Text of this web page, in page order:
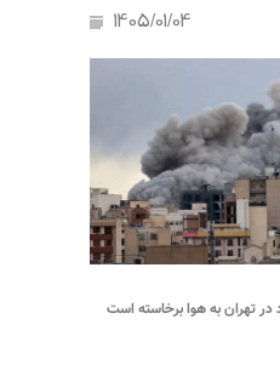
1405/01/04
تهران به هوا برخاسته است